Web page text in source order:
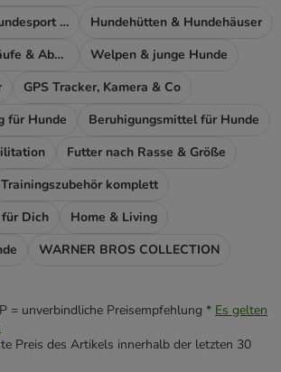
Hundetraining & Hundesport Zubehör
Hundehütten & Hundehäuser
Hundekäfige, Ausläufe & Absperrgitter
Welpen & junge Hunde
GPS Tracker, Kamera & Co
für Hunde
Beruhigungsmittel für Hunde
Futter nach Rasse & Größe
Trainingszubehör komplett
Dich
Home & Living
WARNER BROS COLLECTION
= unverbindliche Preisempfehlung * Es gelten
Preis des Artikels innerhalb der letzten 30